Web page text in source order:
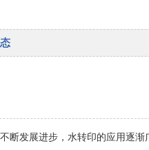
不断发展进步，水转印的应用逐